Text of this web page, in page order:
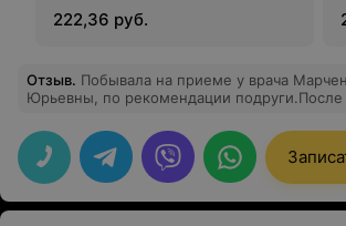
222,36 руб.
Отзыв. Побывала на приеме у врача
Юрьевны, по рекомендации
душевная,компетентная,грамотная и как
приятная!Огромная благодарность вашему
чуткое и внимательное отношение к
Благополучия и процветания!